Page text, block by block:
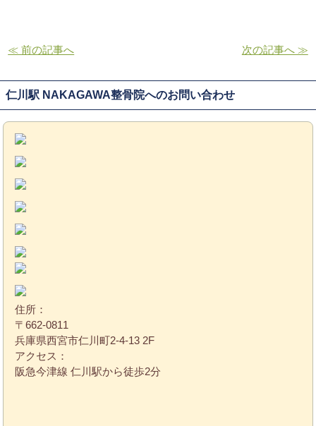
≪ 前の記事へ 次の記事へ ≫
仁川駅 NAKAGAWA整骨院へのお問い合わせ
住所：
〒662-0811
兵庫県西宮市仁川町2-4-13 2F
アクセス：
阪急今津線 仁川駅から徒歩2分